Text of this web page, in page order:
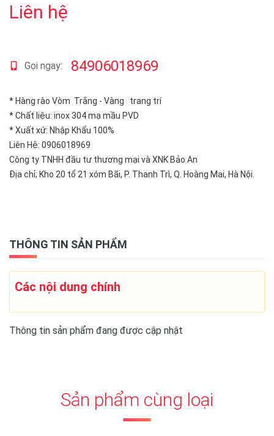
Liên hệ
Gọi ngay: 84906018969
* Hàng rào Vòm Trắng - Vàng trang trí
* Chất liệu: inox 304 mạ mầu PVD
* Xuất xứ: Nhập Khẩu 100%
Liên Hệ: 0906018969
Công ty TNHH đầu tư thương mại và XNK Bảo An
Địa chỉ; Kho 20 tổ 21 xóm Bãi, P. Thanh Trì, Q. Hoàng Mai, Hà Nội.
THÔNG TIN SẢN PHẨM
Các nội dung chính
Thông tin sản phẩm đang được cập nhật
Sản phẩm cùng loại